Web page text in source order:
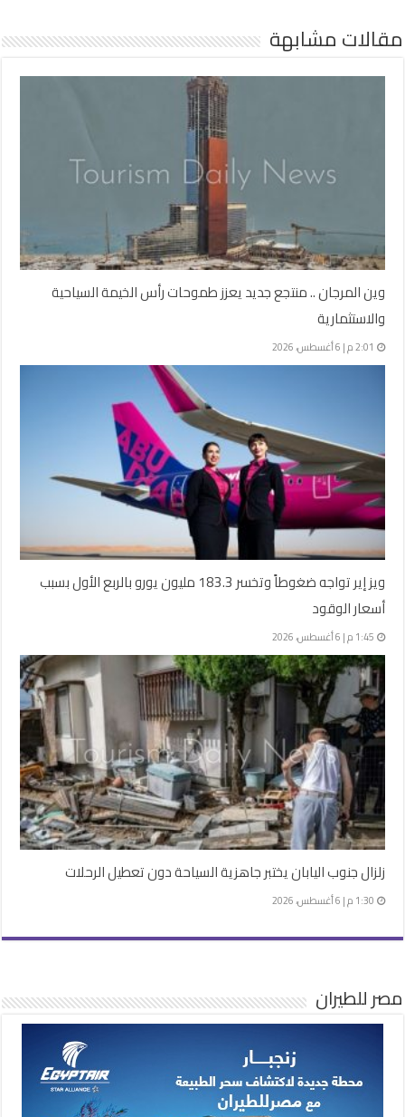
مقالات مشابهة
وين المرجان .. منتجع جديد يعزز طموحات رأس الخيمة السياحية
والاستثمارية
2:01 م | 6 أغسطس، 2026
ويز إير تواجه ضغوطاً وتخسر 183.3 مليون يورو بالربع الأول بسبب
أسعار الوقود
1:45 م | 6 أغسطس، 2026
زلزال جنوب اليابان يختبر جاهزية السياحة دون تعطيل الرحلات
1:30 م | 6 أغسطس، 2026
مصر للطيران